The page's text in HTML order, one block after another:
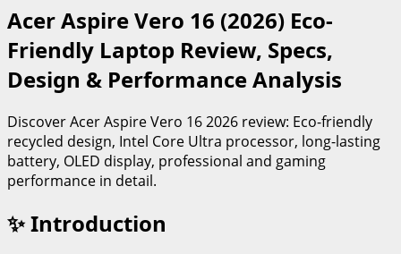
Acer Aspire Vero 16 (2026) Eco-
Friendly Laptop Review, Specs,
Design & Performance Analysis
Discover Acer Aspire Vero 16 2026 review: Eco-friendly
recycled design, Intel Core Ultra processor, long-lasting
battery, OLED display, professional and gaming
performance in detail.
✨ Introduction